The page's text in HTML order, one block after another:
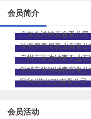
会员简介
广东永鸿钟表有限公司
珠海罗西尼表业有限公
广州市富达钟表工业有
深圳市华明钟表有限公
宝利(进出口)有限公司
会员活动